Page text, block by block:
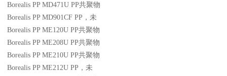
Borealis PP MD471U PP共聚物
Borealis PP MD901CF PP ，未
Borealis PP ME120U PP共聚物
Borealis PP ME208U PP共聚物
Borealis PP ME210U PP共聚物
Borealis PP ME212U PP ，未